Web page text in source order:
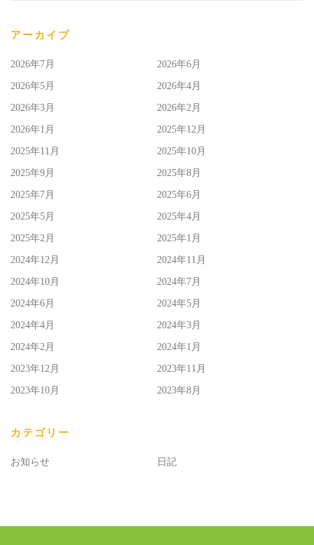
アーカイブ
2026年7月 2026年6月
2026年5月 2026年4月
2026年3月 2026年2月
2026年1月 2025年12月
2025年11月 2025年10月
2025年9月 2025年8月
2025年7月 2025年6月
2025年5月 2025年4月
2025年2月 2025年1月
2024年12月 2024年11月
2024年10月 2024年7月
2024年6月 2024年5月
2024年4月 2024年3月
2024年2月 2024年1月
2023年12月 2023年11月
2023年10月 2023年8月
カテゴリー
お知らせ 日記